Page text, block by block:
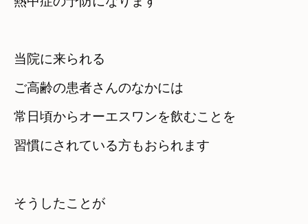
当院に来られる
ご高齢の患者さんのなかには
常日頃からオーエスワンを飲むことを
習慣にされている方もおられます
そうしたことが